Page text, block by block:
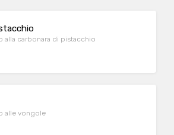
alla carbonara di pistacchio
alle vongole